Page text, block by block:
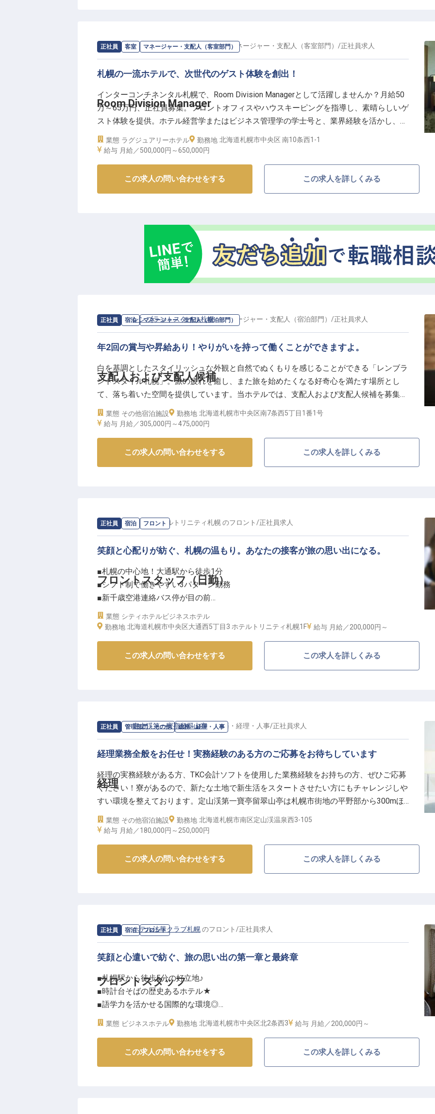
ーー【グローバルホテルでのキャリアステップ】
世界的に展開するIHGグループの一員として、国際的な視点と専門性を身につけられる環
の大きな財産となります。また、ホテル運営の核心部分に関わることで、マネジメントス
キルも自然と身につきます。温かな社風の中で、チームの一員として成長できる職場環境
をご用意しています。あなたの調達センスでホテルの価値を高めませんか？
※2025年08月01日時点の情報です
正社員 客室 マネージャー・支配人（客室部門）
Room Division Manager
求人情報：インターコンチネンタル札幌のマネージャー・支配人（客室部門） /正社員求人
札幌の一流ホテルで、次世代のゲスト体験を創出！
インターコンチネンタル札幌で、Room Division Managerとして活躍しませんか？月給50
万～65万円、正社員募集。フロントオフィスやハウスキーピングを指導し、素晴らしいゲ
スト体験を提供。ホテル経営学またはビジネス管理学の学士号と、業界経験を活かし、成
長する職場環境を共に築きましょう。現地語必須、他言語が話せる方歓迎。※2025年04月
17日時点の情報です
業態 ラグジュアリーホテル 勤務地 北海道札幌市中央区 南10条西1-1
給与 月給／500,000円～650,000円
この求人の問い合わせをする この求人を詳しくみる
正社員 宿泊 マネージャー・支配人（宿泊部門）
支配人および支配人候補
求人情報：レンブラントスタイル札幌のマネージャー・支配人（宿泊部門） /正社員求人
年2回の賞与や昇給あり！やりがいを持って働くことができますよ。
白を基調としたスタイリッシュな外観と自然でぬくもりを感じることができる「レンブラ
ントスタイル札幌」。旅の疲れを癒し、また旅を始めたくなる好奇心を満たす場所とし
て、落ち着いた空間を提供しています。当ホテルでは、支配人および支配人候補を募集中
です。年2回の賞与や昇給あり！頑張りがしっかりと評価されるため、やりがいを持って
働けます。これまでの経験で身につけたことを発揮できる環境ですよ。※2024年7月10日
業態 その他宿泊施設 勤務地 北海道札幌市中央区南7条西5丁目1番1号
給与 月給／305,000円～475,000円
この求人の問い合わせをする この求人を詳しくみる
正社員 宿泊 フロント
フロントスタッフ（日勤）
求人情報：ホテルリソルトリニティ札幌のフロント /正社員求人
笑顔と心配りが紡ぐ、札幌の温もり。あなたの接客が旅の思い出になる。
■札幌の中心地！大通駅から徒歩1分
■シフト制で働きやすい3パターン勤務
■新千歳空港連絡バス停が目の前
■グループホテル宿泊割引あり
北海道の玄関口・札幌の中心地に位置する「ホテルリソルトリニティ札幌」。大通駅から
ーー【あなたの成長を応援する働きやすい環境】
シフト制で9:00～18:00、11:00～20:00、13:00～22:00の3パターンから勤務可能！生活ス
タイルに合わせて働けます。月平均22日勤務なので、プライベートとの両立もバッチリ。
接客・サービス業の経験を活かせるのはもちろん、未経験の方も先輩スタッフが丁寧にサ
ポート！グループホテル宿泊割引の福利厚生もあり、プライベートでの旅行も楽しめま
す。「人と接することが好き」「ホテル業界に興味がある」という方、ぜひ私たちと一緒
に働きませんか？
※2025年09月08日時点の情報です
業態 シティホテルビジネスホテル
勤務地 北海道札幌市中央区大通西5丁目3 ホテルトリニティ札幌1F 給与 月給／200,000円～
この求人の問い合わせをする この求人を詳しくみる
正社員 管理部門・その他 総務・経理・人事
経理
求人情報：定山渓第一寶亭留翠山亭 の総務・経理・人事/正社員求人
経理業務全般をお任せ！実務経験のある方のご応募をお待ちしています
経理の実務経験がある方、TKC会計ソフトを使用した業務経験をお持ちの方、ぜひご応募
ください！寮があるので、新たな土地で新生活をスタートさせたい方にもチャレンジしや
すい環境を整えております。定山渓第一寶亭留翠山亭は札幌市街地の平野部から300mほ
ど高い山岳地帯にあるため、半年間の積雪に耐えて咲き誇る草花は絶景。自然に囲まれな
がら、お客様に「また来たい」と思ってもらえる場所づくりをしませんか？※この求人は
業態 その他宿泊施設 勤務地 北海道札幌市南区定山渓温泉西3-105
給与 月給／180,000円～ 250,000円
この求人の問い合わせをする この求人を詳しくみる
正社員 宿泊 フロント
フロントスタッフ
求人情報：ホテル法華クラブ札幌のフロント /正社員求人
笑顔と心遣いで紡ぐ、旅の思い出の第一章と最終章
■札幌駅から徒歩5分の好立地♪
■時計台そばの歴史あるホテル★
■語学力を活かせる国際的な環境◎
■シフト制で働きやすい職場環境！
時計台のすぐそばに位置する「ホテル法華クラブ札幌」は、JR札幌駅から徒歩5分という
絶好のロケーション♪ 国内外から多くのお客様をお迎えする当ホテルでは、チェックイ
業態 ビジネスホテル 勤務地 北海道札幌市中央区北2条西3 給与 月給／200,000円～
この求人の問い合わせをする この求人を詳しくみる